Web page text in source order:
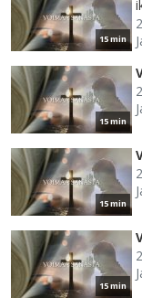
15 min
15 min
15 min
15 min